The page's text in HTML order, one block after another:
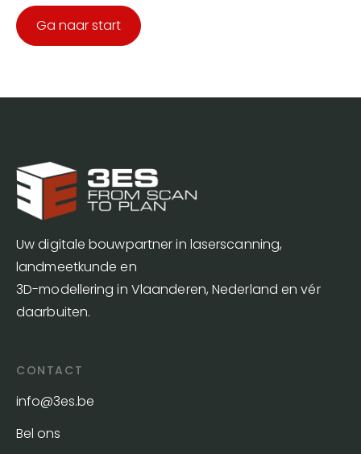
Ga naar start
Uw digitale bouwpartner in laserscanning,
landmeetkunde en
3D-modellering in Vlaanderen, Nederland en vér
daarbuiten.
CONTACT
info@3es.be
Bel ons